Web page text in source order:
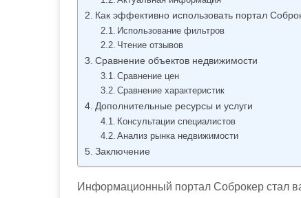
Как эффективно использовать портал
Использование фильтров
Чтение отзывов
Сравнение объектов недвижимости
Сравнение цен
Сравнение характеристик
Дополнительные ресурсы и услуги
Консультации специалистов
Анализ рынка недвижимости
Заключение
Информационный портал Соброкер стал